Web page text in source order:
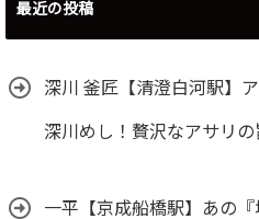
最近の投稿
深川 釜匠【清澄白河駅】
深川めし！贅沢なアサリの
一平【京成船橋駅】あの